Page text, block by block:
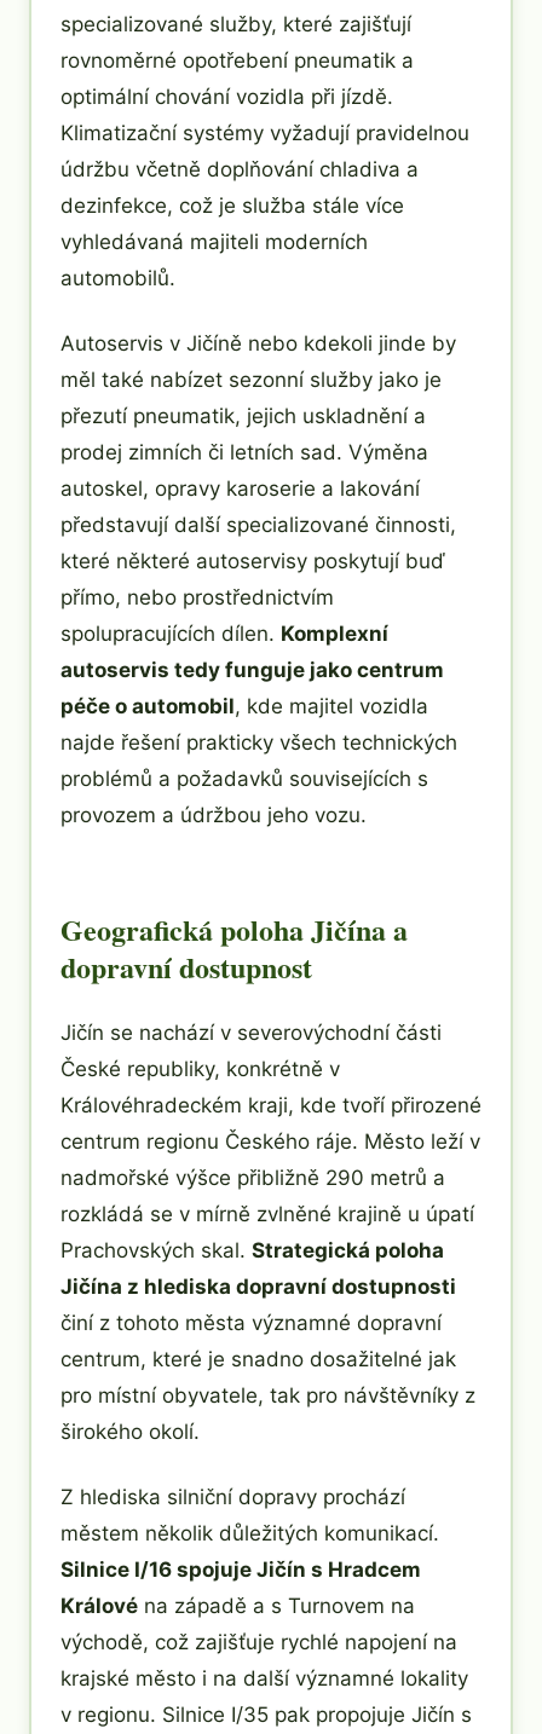
specializované služby, které zajišťují
rovnoměrné opotřebení pneumatik a
optimální chování vozidla při jízdě.
Klimatizační systémy vyžadují pravidelnou
údržbu včetně doplňování chladiva a
dezinfekce, což je služba stále více
vyhledávaná majiteli moderních
automobilů.
Autoservis v Jičíně nebo kdekoli jinde by
měl také nabízet sezonní služby jako je
přezutí pneumatik, jejich uskladnění a
prodej zimních či letních sad. Výměna
autoskel, opravy karoserie a lakování
představují další specializované činnosti,
které některé autoservisy poskytují buď
přímo, nebo prostřednictvím
spolupracujících dílen. Komplexní
autoservis tedy funguje jako centrum
péče o automobil, kde majitel vozidla
najde řešení prakticky všech technických
problémů a požadavků souvisejících s
provozem a údržbou jeho vozu.
Geografická poloha Jičína a
dopravní dostupnost
Jičín se nachází v severovýchodní části
České republiky, konkrétně v
Královéhradeckém kraji, kde tvoří přirozené
centrum regionu Českého ráje. Město leží v
nadmořské výšce přibližně 290 metrů a
rozkládá se v mírně zvlněné krajině u úpatí
Prachovských skal. Strategická poloha
Jičína z hlediska dopravní dostupnosti
činí z tohoto města významné dopravní
centrum, které je snadno dosažitelné jak
pro místní obyvatele, tak pro návštěvníky z
širokého okolí.
Z hlediska silniční dopravy prochází
městem několik důležitých komunikací.
Silnice I/16 spojuje Jičín s Hradcem
Králové na západě a s Turnovem na
východě, což zajišťuje rychlé napojení na
krajské město i na další významné lokality
v regionu. Silnice I/35 pak propojuje Jičín s